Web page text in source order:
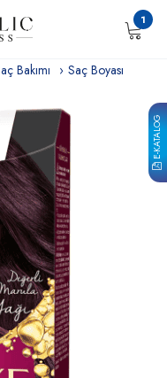
E-KATALOG
1
Bakımı Saç Boyası